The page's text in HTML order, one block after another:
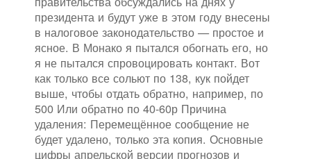
президента и будут уже в этом году внесены
в налоговое законодательство — простое и
ясное. В Монако я пытался обогнать его, но
я не пытался спровоцировать контакт. Вот
как только все сольют по 138, кук пойдет
выше, чтобы отдать обратно, например, по
500 Или обратно по 40-60р Причина
удаления: Перемещённое сообщение не
будет удалено, только эта копия. Основные
цифры апрельской версии прогнозов и